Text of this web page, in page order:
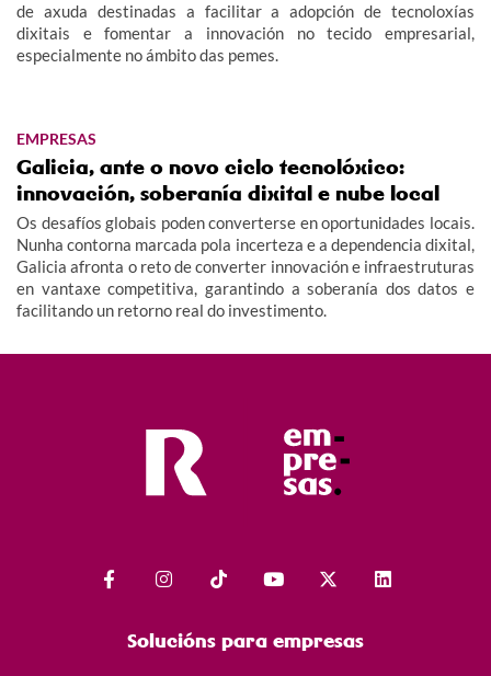
de axuda destinadas a facilitar a adopción de tecnoloxías
dixitais e fomentar a innovación no tecido empresarial,
especialmente no ámbito das pemes.
EMPRESAS
Galicia, ante o novo ciclo tecnolóxico:
innovación, soberanía dixital e nube local
Os desafíos globais poden converterse en oportunidades locais.
Nunha contorna marcada pola incerteza e a dependencia dixital,
Galicia afronta o reto de converter innovación e infraestruturas
en vantaxe competitiva, garantindo a soberanía dos datos e
facilitando un retorno real do investimento.
Solucións para empresas